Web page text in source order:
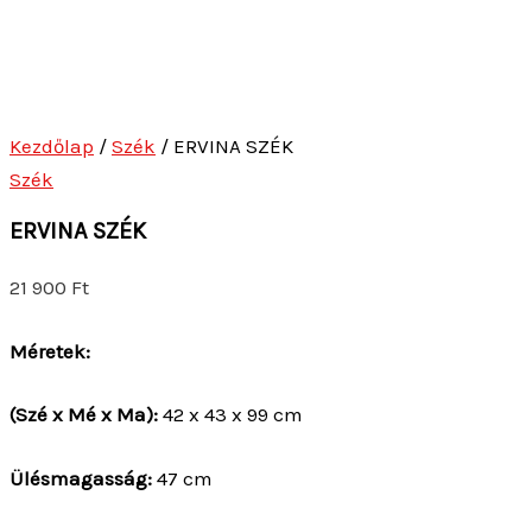
Kezdőlap / Szék / ERVINA SZÉK
Szék
ERVINA SZÉK
21 900 Ft
Méretek:
(Szé x Mé x Ma): 42 x 43 x 99 cm
Ülésmagasság: 47 cm